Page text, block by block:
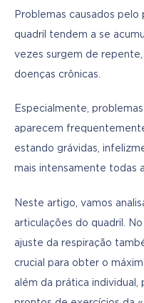
Problemas causados
quadril tendem a se
vezes surgem de
doenças crônicas.
Especialmente,
aparecem
estando grávidas,
mais intensamente todas
Neste artigo, vamos
articulações do quadril.
ajuste da respiração
crucial para obter o
além da prática